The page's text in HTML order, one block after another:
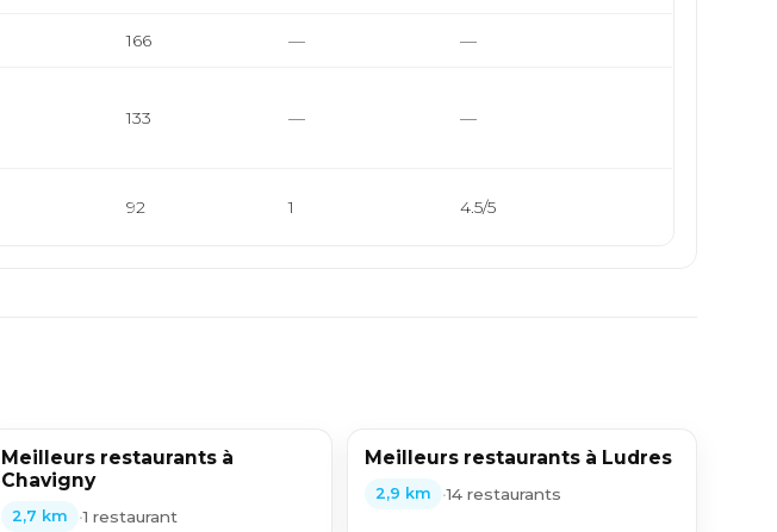
166 — —
133 — —
92 1 4.5/5
Meilleurs restaurants à
Chavigny
2,7 km •1 restaurant
Meilleurs restaurants à Ludres
2,9 km •14 restaurants